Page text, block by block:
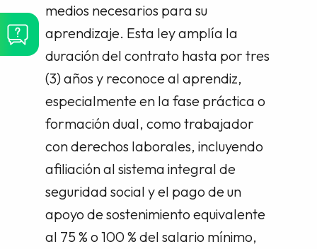
medios necesarios para su
aprendizaje. Esta ley amplía la
duración del contrato hasta por tres
(3) años y reconoce al aprendiz,
especialmente en la fase práctica o
formación dual, como trabajador
con derechos laborales, incluyendo
afiliación al sistema integral de
seguridad social y el pago de un
apoyo de sostenimiento equivalente
al 75 % o 100 % del salario mínimo,